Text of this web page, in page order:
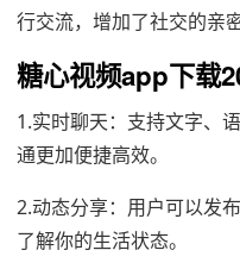
行交流，增加了社交的亲
糖心视频app下载
1.实时聊天：支持文字、
通更加便捷高效。
2.动态分享：用户可以发
了解你的生活状态。